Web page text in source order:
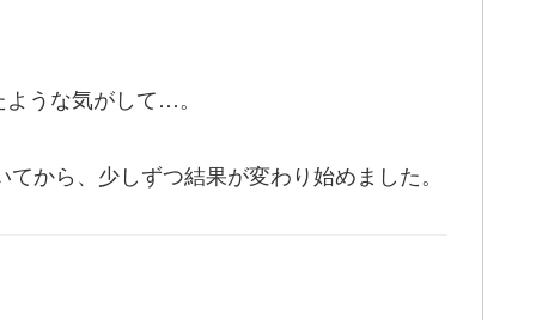
うな気がして…。
てから、少しずつ結果が変わり始めました。